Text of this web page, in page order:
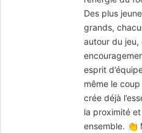
Des plus
grands,
autour du jeu,
esprit
même le
crée déjà
la proximité et
ensemble. 👏